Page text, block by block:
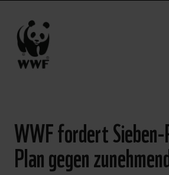
WWF fordert
Plan gegen